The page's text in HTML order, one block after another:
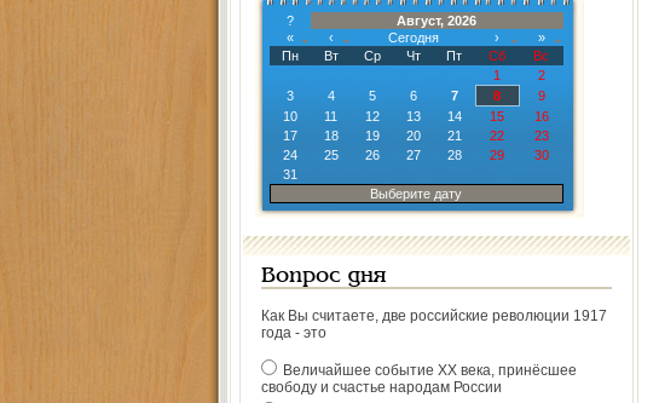
?
Август, 2026
«
‹ Сегодня ›
»
Пн
Вт Ср Чт Пт Сб
Вс
1
2
3
4 5 6 7 8
9
10
11 12 13 14 15
16
17
18 19 20 21 22
23
24
25 26 27 28 29
30
31
Выберите дату
Вопрос дня
Как Вы считаете, две российские революции 1917
года - это
Величайшее событие ХХ века, принёсшее
свободу и счастье народам России